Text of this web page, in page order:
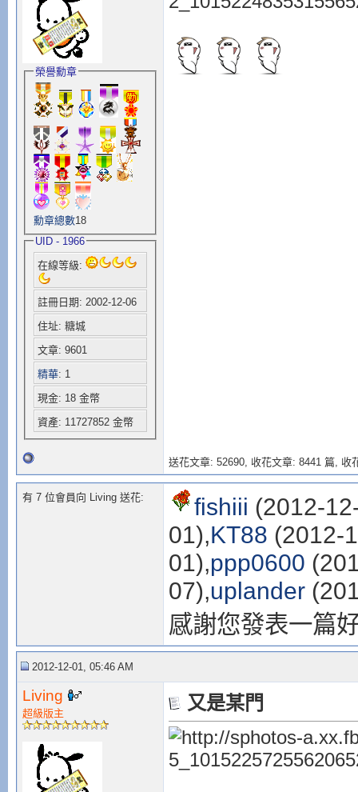
榮譽勳章
勳章總數18
UID - 1966
在線等級:
註冊日期: 2002-12-06
住址: 糖城
文章: 9601
精華: 1
現金: 18 金幣
資產: 11727852 金幣
送花文章: 52690, 收花文章: 8441 篇, 收
有 7 位會員向 Living 送花: fishiii (2012-
01),KT88 (2012-
01),ppp0600
07),uplander
感謝您發表一篇
2012-12-01, 05:46 AM
Living
超級版主 又是某門